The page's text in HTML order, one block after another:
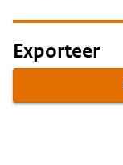
Exporteer